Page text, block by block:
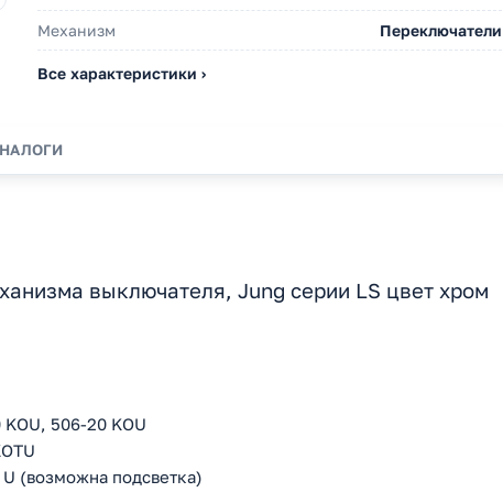
Механизм Переключатели
Все характеристики ›
выключателя, Jung серии LS цвет хром
506-20 KOU
(возможна подсветка)